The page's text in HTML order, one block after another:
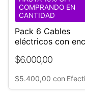
Pack 6 Cables
eléctricos con
$6.000,00
COMPRANDO EN
CANTIDAD
$5.400,00 con